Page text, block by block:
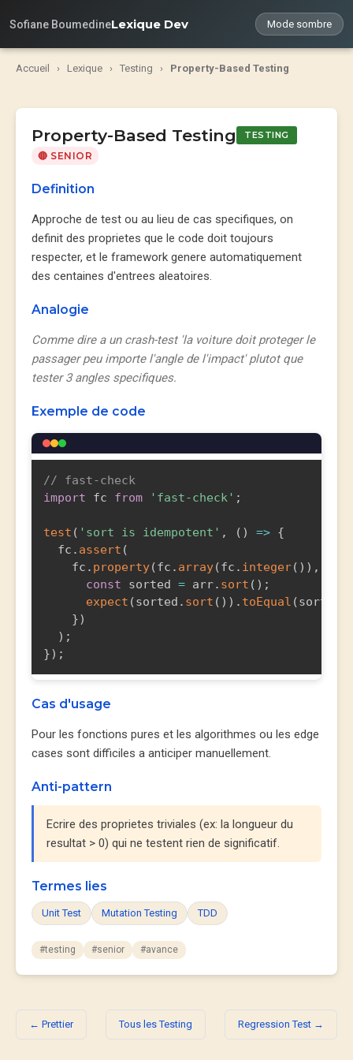
Sofiane BoumedineLexique Dev Mode sombre
Accueil › Lexique › Testing › Property-Based Testing
Property-Based Testing TESTING
🔴 SENIOR
Definition
Approche de test ou au lieu de cas specifiques, on
definit des proprietes que le code doit toujours
respecter, et le framework genere automatiquement
des centaines d'entrees aleatoires.
Analogie
Comme dire a un crash-test 'la voiture doit proteger le
passager peu importe l'angle de l'impact' plutot que
tester 3 angles specifiques.
Exemple de code
// fast-check
import fc from 'fast-check' ;
test ( 'sort is idempotent' , ( ) => {
  fc
. assert (
    fc
. property(fc . array(fc . integer( ) ) ,
const sorted = arr. sort ( ) ;
expect (sorted . sort ( ) ) . toEqual (sorted
})
) ;
}) ;
Cas d'usage
Pour les fonctions pures et les algorithmes ou les edge
cases sont difficiles a anticiper manuellement.
Anti-pattern
Ecrire des proprietes triviales (ex: la longueur du
resultat > 0) qui ne testent rien de significatif.
Termes lies
Unit Test Mutation Testing TDD
#testing #senior #avance
← Prettier Tous les Testing Regression Test →